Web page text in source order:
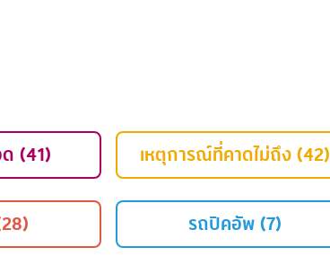
(41) เหตุการณ์ที่คาดไม่ถึง (42)
รถปิคอัพ (7)